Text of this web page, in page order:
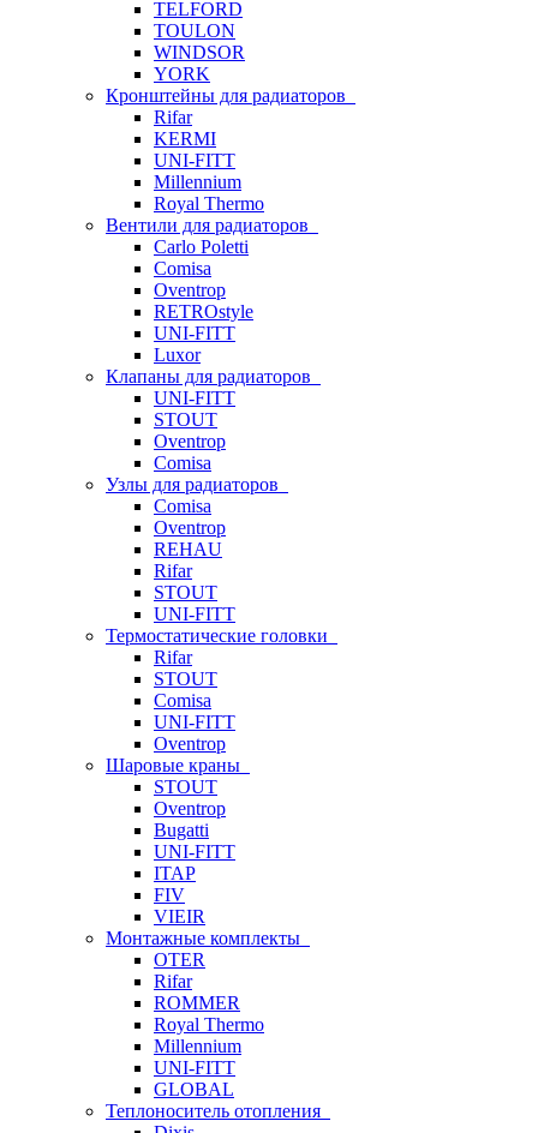
TELFORD
TOULON
WINDSOR
YORK
Кронштейны для радиаторов
Rifar
KERMI
UNI-FITT
Millennium
Royal Thermo
Вентили для радиаторов
Carlo Poletti
Comisa
Oventrop
RETROstyle
UNI-FITT
Luxor
Клапаны для радиаторов
UNI-FITT
STOUT
Oventrop
Comisa
Узлы для радиаторов
Comisa
Oventrop
REHAU
Rifar
STOUT
UNI-FITT
Термостатические головки
Rifar
STOUT
Comisa
UNI-FITT
Oventrop
Шаровые краны
STOUT
Oventrop
Bugatti
UNI-FITT
ITAP
FIV
VIEIR
Монтажные комплекты
OTER
Rifar
ROMMER
Royal Thermo
Millennium
UNI-FITT
GLOBAL
Теплоноситель отопления